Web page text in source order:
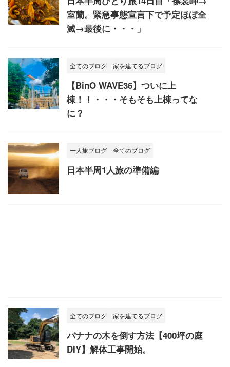
室蘭。緊急事態宣言下で予定ほぼ全
滅→最後に・・・」
全てのブログ 家を建てるブログ
【BinO WAVE36】ついに上
棟！！・・・そもそも上棟ってな
に？
一人旅ブログ 全てのブログ
日本半周1人旅の準備編
全てのブログ 家を建てるブログ
バナナの木を倒す方法【400坪の庭
DIY】解体工事開始。